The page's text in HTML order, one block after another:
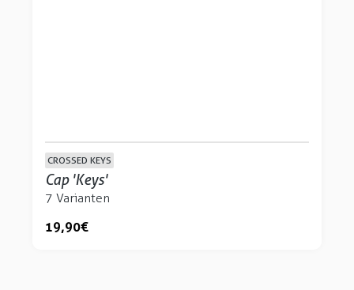
CROSSED KEYS
Cap 'Keys'
7 Varianten
19,90 €